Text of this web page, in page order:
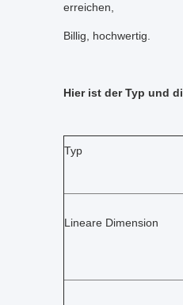
erreichen,
Billig, hochwertig.
Hier ist der Typ und
Typ
Lineare Dimension